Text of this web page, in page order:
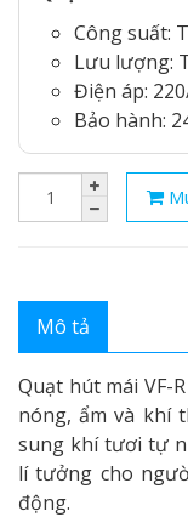
Công suất:
Lưu lượng:
Điện áp:
Bảo hành:
Mô tả
Quạt hút mái VF-
nóng, ẩm và khí
sung khí tươi tự
lí tưởng cho
động.